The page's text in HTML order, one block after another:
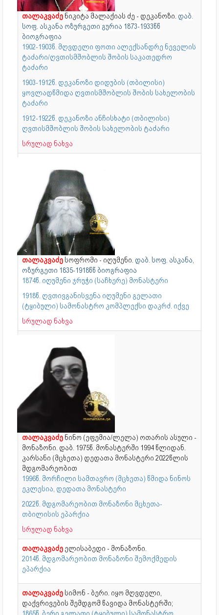
თალაკვაძე ნიკიტა მალაქიას ძე - დეკანოზი. დაბ.
სოფ. ასკანა ოზურგეთი გურია 1873-1933წწ
ბიოგრაფია
1902-1903წ. მღვდელი ფოთი ალექსანდრე ნეველის
ტაძარი/ღვთისმშობლის შობის საკათედრო
ტაძარი
1903-1912წ. დეკანოზი დიდუბის (თბილისი)
ყოვლადწმიდა ღვთისმშობლის შობის სახელობის
ტაძარი
1912-1922წ. დეკანოზი ანჩისხატი (თბილისი)
ღვთისმშობლის შობის სახელობის ტაძარი
სრულად ნახვა
თალაკვაძე სოფრომი - იღუმენი. დაბ. სოფ. ასკანა,
ოზურგეთი 1835-1918წწ ბიოგრაფია
1874წ. იღუმენი ჯრუჭი (საჩხერე) მონასტერი
1918წ. ღვთივგანისვენა იღუმენი გელათი
(ტყიბული) სამონასტრო კომპლექსი დაკრძ. იქვე
სრულად ნახვა
თალაკვაძე ნინო (ეფემია/ლელა) ოთარის ასული -
მონაზონი. დაბ. 1975წ. მონასტერში 1994 წლიდან.
კარსანი (მცხეთა) დედათა მონასტერი 2022წლის
მდგომარეობით
1996წ. მორჩილი სამთავრო (მცხეთა) წმიდა ნინოს
ეკლესია, დედათა მონასტერი
2022წ. მდგომარეობით მონაზონი მცხეთა-
თბილისის ეპარქია
სრულად ნახვა
თალაკვაძე ელისაბედი - მონაზონი.
2014წ. მდგომარეობით მონაზონი შემოქმედის
ეპარქია
თალაკვაძე სიმონ - ბერი. იყო მღვდელი,
დაქვრივების შემდგომ წავიდა მონასტერში;